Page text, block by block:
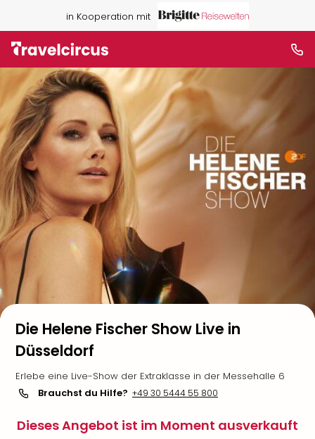
in Kooperation mit
Die Helene Fischer Show Live in
Düsseldorf
Erlebe eine Live-Show der Extraklasse in der Messehalle 6
Brauchst du Hilfe? +49 30 5444 55 800
Dieses Angebot ist im Moment ausverkauft